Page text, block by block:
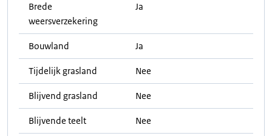
Brede
weersverzekering
Ja
Bouwland Ja
Tijdelijk grasland Nee
Blijvend grasland Nee
Blijvende teelt Nee